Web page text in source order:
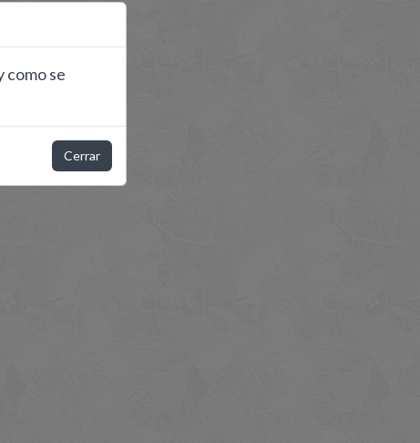
como se
Cerrar